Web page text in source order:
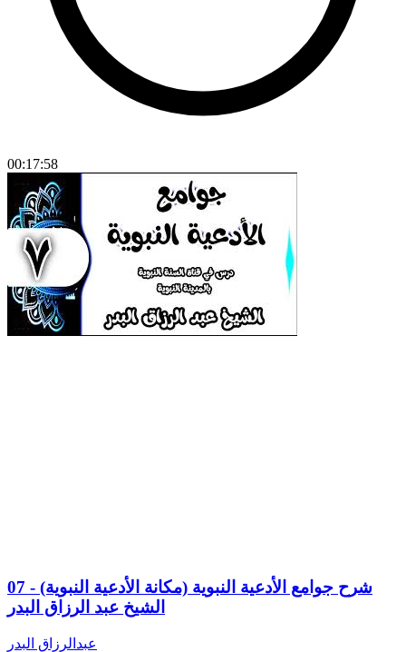
00:17:58
07 - شرح جوامع الأدعية النبوية (مكانة الأدعية النبوية)
الشيخ عبد الرزاق البدر
عبدالرزاق البدر